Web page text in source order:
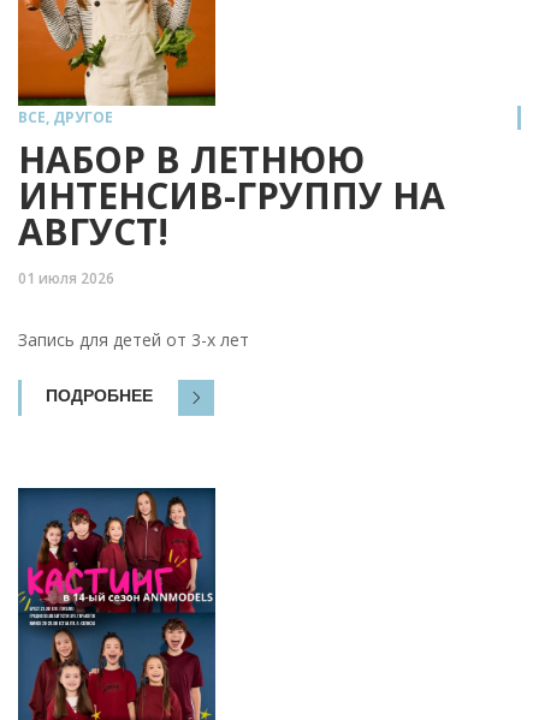
ВСЕ, ДРУГОЕ
НАБОР В ЛЕТНЮЮ
ИНТЕНСИВ-ГРУППУ НА
АВГУСТ!
01 июля 2026
Запись для детей от 3-х лет
ПОДРОБНЕЕ